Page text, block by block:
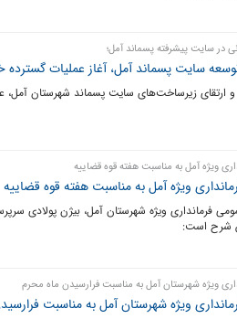
در سایت پیشرفته پسماند آمل؛
سایت پسماند آمل، آغاز عملیات
ارتقای زیرساخت‌های سایت پسماند شهرستان آمل،
ویژه آمل به مناسبت هفته قوه قضاییه
ویژه آمل به مناسبت هفته قوه قضاییه
فرمانداری ویژه شهرستان آمل، بیژن پولادی
شرح است:
ویژه شهرستان آمل به مناسبت فرارسیدن ماه محرم
ویژه شهرستان آمل به مناسبت